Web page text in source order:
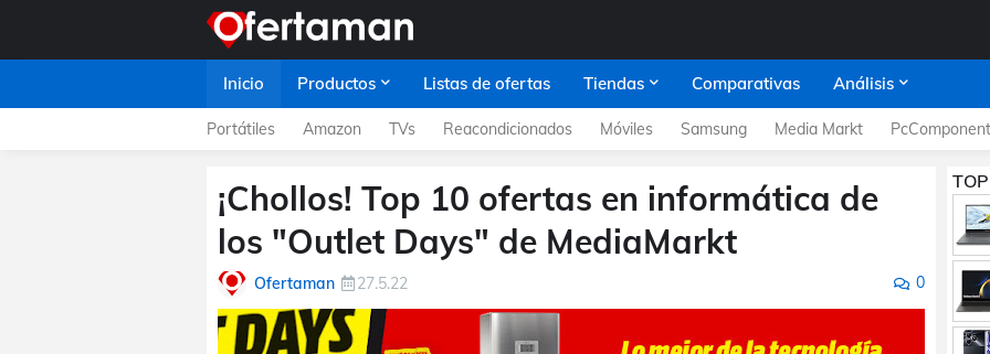
Inicio Productos Listas de ofertas Tiendas Comparativas Análisis
Portátiles Amazon TVs Reacondicionados Móviles Samsung Media Markt
¡Chollos! Top 10 ofertas en informática de
los "Outlet Days" de MediaMarkt
Ofertaman 27.5.22 0